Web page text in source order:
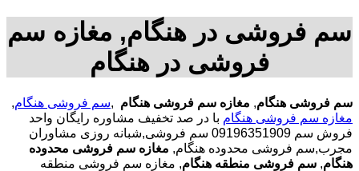
سم فروشی در هنگام, مغازه سم
فروشی در هنگام
سم فروشی هنگام, مغازه سم فروشی هنگام ,سم فروشی هنگام,
مغازه سم فروشی هنگام با در صد تخفیف مشاوره رایگان واحد
فروش سم 09196351909 سم فروشی,شبانه روزی مشاوران
مجرب,سم فروشی محدوده هنگام, مغازه سم فروشی محدوده
هنگام, سم فروشی منطقه هنگام, مغازه سم فروشی منطقه